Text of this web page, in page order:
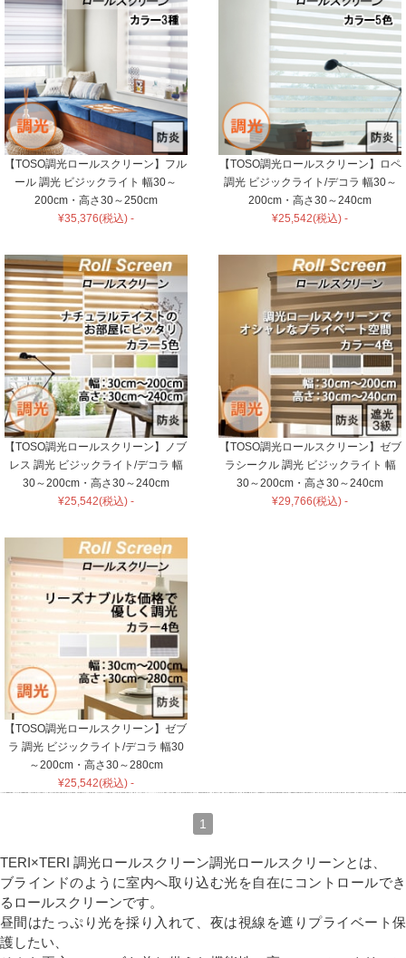
【TOSO調光ロールスクリーン】フル
ール 調光 ビジックライト 幅30～
200cm・高さ30～250cm
¥35,376(税込) -
【TOSO調光ロールスクリーン】ロペ
調光 ビジックライト/デコラ 幅30～
200cm・高さ30～240cm
¥25,542(税込) -
【TOSO調光ロールスクリーン】ノブ
レス 調光 ビジックライト/デコラ 幅
30～200cm・高さ30～240cm
¥25,542(税込) -
【TOSO調光ロールスクリーン】ゼブ
ラシークル 調光 ビジックライト 幅
30～200cm・高さ30～240cm
¥29,766(税込) -
【TOSO調光ロールスクリーン】ゼブ
ラ 調光 ビジックライト/デコラ 幅30
～200cm・高さ30～280cm
¥25,542(税込) -
1
TERI×TERI 調光ロールスクリーン調光ロールスクリーンとは、
ブラインドのように室内へ取り込む光を自在にコントロールでき
るロールスクリーンです。
昼間はたっぷり光を採り入れて、夜は視線を遮りプライベート保
護したい、